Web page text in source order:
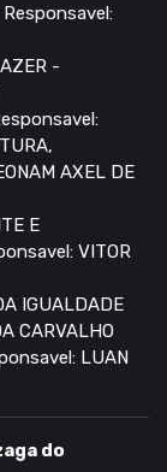
Responsavel:
-
AXEL DE
E
VITOR
IGUALDADE
CARVALHO
LUAN
do